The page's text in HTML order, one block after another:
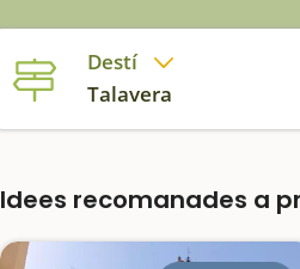
Destí
Talavera
Idees recomanades a